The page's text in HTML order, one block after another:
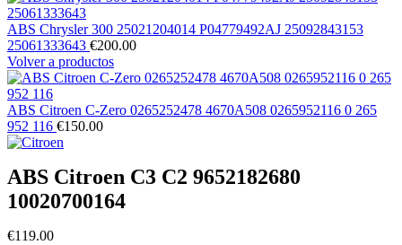
ABS Chrysler 300 25021204014 P04779492AJ 25092843153
25061333643 €200.00
Volver a productos
ABS Citroen C-Zero 0265252478 4670A508 0265952116 0 265
952 116 €150.00
ABS Citroen C3 C2 9652182680
10020700164
€119.00